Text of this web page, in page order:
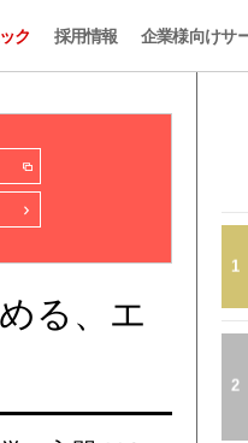
ク 採用情報 企業様向けサ
る、エ
1
2